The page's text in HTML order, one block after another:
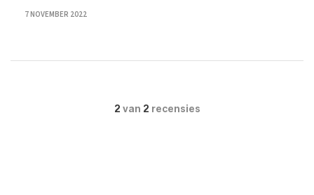
7 NOVEMBER 2022
2 van 2 recensies